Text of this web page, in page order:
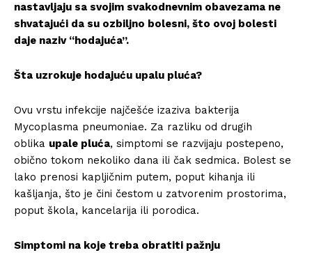
nastavljaju sa svojim svakodnevnim obavezama ne
shvatajući da su ozbiljno bolesni, što ovoj bolesti
daje naziv “hodajuća”.
Šta uzrokuje hodajuću upalu pluća?
Ovu vrstu infekcije najčešće izaziva bakterija
Mycoplasma pneumoniae. Za razliku od drugih
oblika upale pluća, simptomi se razvijaju postepeno,
obično tokom nekoliko dana ili čak sedmica. Bolest se
lako prenosi kapljičnim putem, poput kihanja ili
kašljanja, što je čini čestom u zatvorenim prostorima,
poput škola, kancelarija ili porodica.
Simptomi na koje treba obratiti pažnju